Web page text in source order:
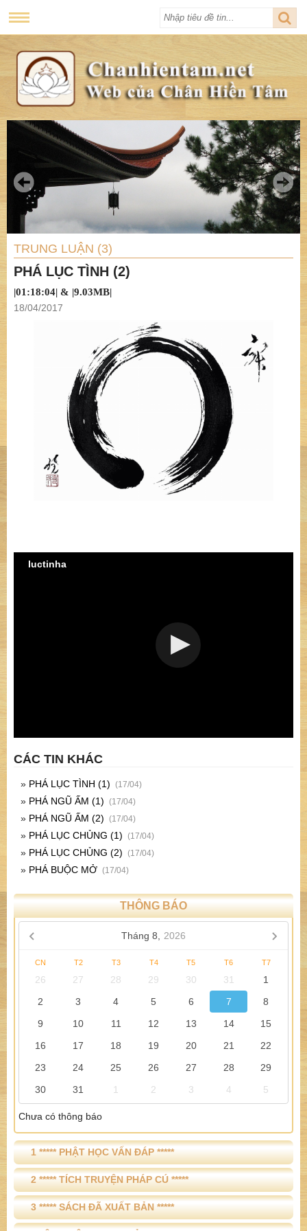
TRUNG LUẬN (3)
PHÁ LỤC TÌNH (2)
|01:18:04| & |9.03MB|
18/04/2017
luctinha
CÁC TIN KHÁC
» PHÁ LỤC TÌNH (1) (17/04)
» PHÁ NGŨ ẤM (1) (17/04)
» PHÁ NGŨ ẤM (2) (17/04)
» PHÁ LỤC CHỦNG (1) (17/04)
» PHÁ LỤC CHỦNG (2) (17/04)
» PHÁ BUỘC MỞ (17/04)
THÔNG BÁO
Tháng 8, 2026
CN T2 T3 T4 T5 T6 T7
26 27 28 29 30 31
1
2
3 4 5 6 7
8
9
10 11 12 13 14
15
16
17 18 19 20 21
22
23
24 25 26 27 28
29
30
31 1 2 3 4 5
Chưa có thông báo
1 ***** PHẬT HỌC VẤN ĐÁP *****
2 ***** TÍCH TRUYỆN PHÁP CÚ *****
3 ***** SÁCH ĐÃ XUẤT BẢN *****